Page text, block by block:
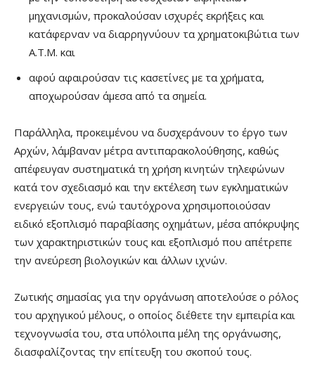
μηχανισμών, προκαλούσαν ισχυρές εκρήξεις και
κατάφερναν να διαρρηγνύουν τα χρηματοκιβώτια των
Α.Τ.Μ. και
αφού αφαιρούσαν τις κασετίνες με τα χρήματα,
αποχωρούσαν άμεσα από τα σημεία.
Παράλληλα, προκειμένου να δυσχεράνουν το έργο των
Αρχών, λάμβαναν μέτρα αντιπαρακολούθησης, καθώς
απέφευγαν συστηματικά τη χρήση κινητών τηλεφώνων
κατά τον σχεδιασμό και την εκτέλεση των εγκληματικών
ενεργειών τους, ενώ ταυτόχρονα χρησιμοποιούσαν
ειδικό εξοπλισμό παραβίασης οχημάτων, μέσα απόκρυψης
των χαρακτηριστικών τους και εξοπλισμό που απέτρεπε
την ανεύρεση βιολογικών και άλλων ιχνών.
Ζωτικής σημασίας για την οργάνωση αποτελούσε ο ρόλος
του αρχηγικού μέλους, ο οποίος διέθετε την εμπειρία και
τεχνογνωσία του, στα υπόλοιπα μέλη της οργάνωσης,
διασφαλίζοντας την επίτευξη του σκοπού τους.